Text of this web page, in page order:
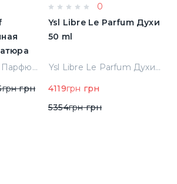
Initio Power Self Парфюмированная вода 5 ml Миниатюра
грнгрн
0
Ysl Libre Le Parfum Духи
50 ml
Ysl Libre Le Parfum Духи 50 ml
4119грн грн
5354грнгрн